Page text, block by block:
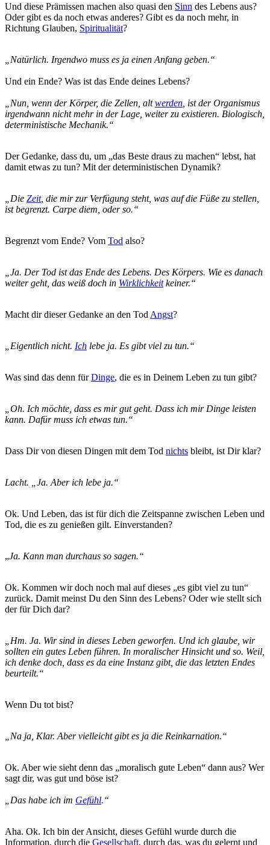
Und diese Prämissen machen also quasi den Sinn des Lebens aus?
Oder gibt es da noch etwas anderes? Gibt es da noch mehr, in
Richtung Glauben, Spiritualität?
„Natürlich. Irgendwo muss es ja einen Anfang geben.“
Und ein Ende? Was ist das Ende deines Lebens?
„Nun, wenn der Körper, die Zellen, altwerden , ist der Organismus
irgendwann nicht mehr in der Lage, weiter zu existieren. Biologisch,
deterministische Mechanik.“
Der Gedanke, dass du, um „das Beste draus zu machen“ lebst, hat
damit etwas zu tun? Mit der deterministischen Dynamik?
„Die Zeit, die mir zur Verfügung steht, was auf die Füße zu stellen,
ist begrenzt. Carpe diem, oder so.“
Begrenzt vom Ende? Vom Tod also?
„Ja. Der Tod ist das Ende des Lebens. Des Körpers. Wie es danach
weiter geht, das weiß doch in Wirklichkeitkeiner.“
Macht dir dieser Gedanke an den Tod Angst?
„Eigentlich nicht. Ich lebe ja. Es gibt viel zu tun.“
Was sind das denn fürDinge, die es in Deinem Leben zu tun gibt?
„Oh. Ich möchte, dass es mir gut geht. Dass ich mir Dinge leisten
kann. Dafür muss ich etwas tun.“
Dass Dir von diesen Dingen mit dem Tod nichts bleibt, ist Dir klar?
Lacht. „Ja. Aber ich lebe ja.“
Ok. Und Leben, das ist für dich die Zeitspanne zwischen Leben und
Tod, die es zu genießen gilt. Einverstanden?
„Ja. Kann man durchaus so sagen.“
Ok. Kommen wir doch noch mal auf dieses „es gibt viel zu tun“
zurück. Damit meinst Du den Sinn des Lebens? Oder wie stellt sich
der für Dich dar?
„Hm. Ja. Wir sind in dieses Leben geworfen. Und ich glaube, wir
sollten ein gutes Leben führen. In moralischer Hinsicht und so. Weil,
ich denke doch, dass es da eine Instanz gibt, die das letzten Endes
beurteilt.“
Wenn Du tot bist?
„Na ja, Klar. Aber vielleicht gibt es ja die Reinkarnation.“
Ok. Aber wie sieht denn das „moralisch gute Leben“ dann aus? Wer
sagt dir, was gut und böse ist?
„Das habe ich im Gefühl.“
Aha. Ok. Ich bin der Ansicht, dieses Gefühl wurde durch die
Information, durch die Gesellschaft, durch das, was du gelernt und